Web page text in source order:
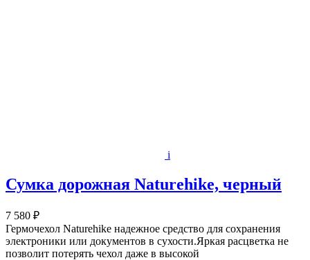
i
Сумка дорожная Naturehike, черный
7 580 ₽
Гермочехол Naturehike надежное средство для сохранения
электроники или документов в сухости.Яркая расцветка не
позволит потерять чехол даже в высокой